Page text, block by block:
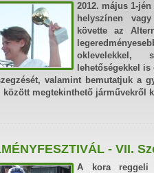
2012. május 1-
helyszínen
követte az
oklevelekkel,
lehetőségekkel
valamint bemutatjuk a
között megtekinthető járművekről
- VII.
A kora reggeli